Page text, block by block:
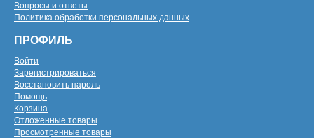
Вопросы и ответы
Политика обработки персональных данных
ПРОФИЛЬ
Войти
Зарегистрироваться
Восстановить пароль
Помощь
Корзина
Отложенные товары
Просмотренные товары